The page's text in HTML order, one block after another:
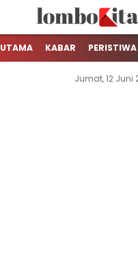
LOMBOKita
Media Berita Online dari
UTAMA KABAR PERISTIWA
Jumat, 12 Juni